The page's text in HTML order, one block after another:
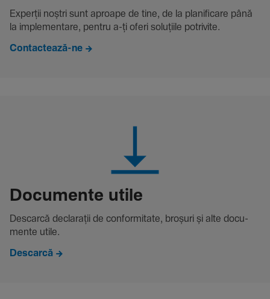
Experții noștri sunt aproape de tine, de la plani­fi­care până
la imple­men­tare, pentru a-ți oferi solu­țiile potri­vite.
Contactează-ne
Docu­mente utile
Descarcă decla­rații de conformitate, broșuri și alte docu­
mente utile.
Descarcă